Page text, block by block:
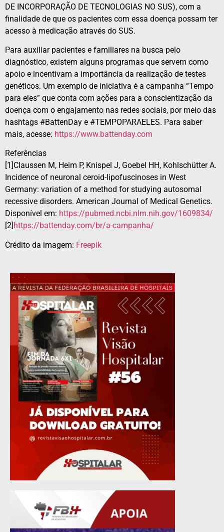
DE INCORPORAÇÃO DE TECNOLOGIAS NO SUS), com a
finalidade de que os pacientes com essa doença possam ter
acesso à medicação através do SUS.
Para auxiliar pacientes e familiares na busca pelo
diagnóstico, existem alguns programas que servem como
apoio e incentivam a importância da realização de testes
genéticos. Um exemplo de iniciativa é a campanha “Tempo
para eles” que conta com ações para a conscientização da
doença com o engajamento nas redes sociais, por meio das
hashtags #BattenDay e #TEMPOPARAELES. Para saber
mais, acesse: https://www.battenday.com
Referências
[1]Claussen M, Heim P, Knispel J, Goebel HH, Kohlschütter A.
Incidence of neuronal ceroid-lipofuscinoses in West
Germany: variation of a method for studying autosomal
recessive disorders. American Journal of Medical Genetics.
Disponível em: https://pubmed.ncbi.nlm.nih.gov/1609834/
[2] https://battenday.com/br/a-campanha/
Crédito da imagem: Freepik